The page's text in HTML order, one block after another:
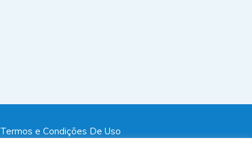
Termos e Condições De Uso